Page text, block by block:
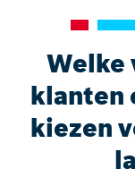
Welke
klanten
kiezen